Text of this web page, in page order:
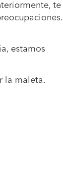
te
estamos
la maleta.